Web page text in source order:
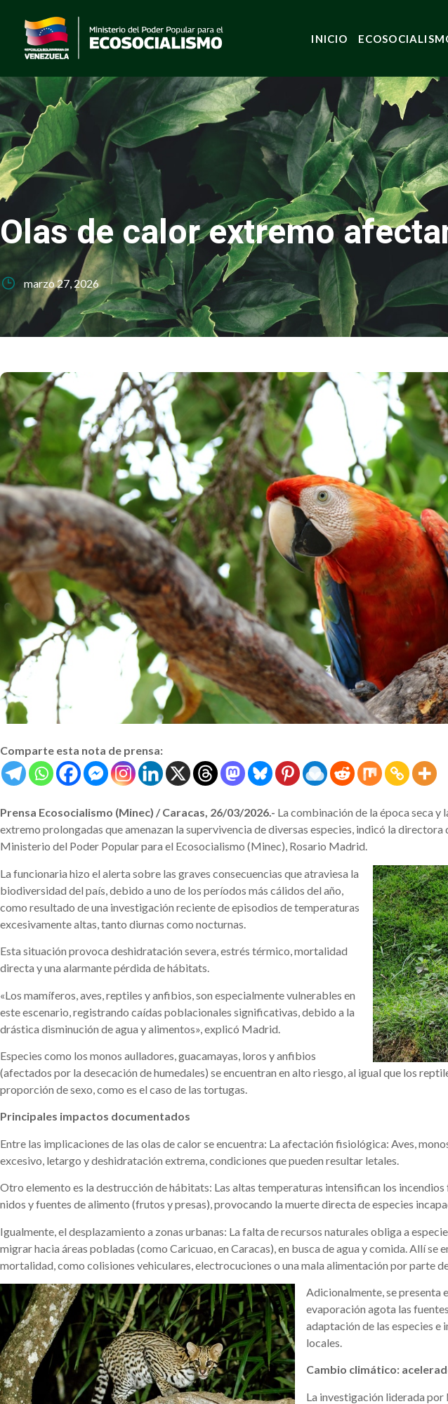
INICIO
Olas de calor extremo
marzo 27, 2026
Comparte esta nota de prensa:
Prensa Ecosocialismo (Minec) / Caracas, 26/03/2026.- La combinación de la época seca y
extremo prolongadas que amenazan la supervivencia de diversas especies, indicó la directora
Ministerio del Poder Popular para el Ecosocialismo (Minec), Rosario Madrid.
La funcionaria hizo el alerta sobre las graves consecuencias que atraviesa la
biodiversidad del país, debido a uno de los períodos más cálidos del año,
como resultado de una investigación reciente de episodios de temperaturas
excesivamente altas, tanto diurnas como nocturnas.
Esta situación provoca deshidratación severa, estrés térmico, mortalidad
directa y una alarmante pérdida de hábitats.
«Los mamíferos, aves, reptiles y anfibios, son especialmente vulnerables en
este escenario, registrando caídas poblacionales significativas, debido a la
drástica disminución de agua y alimentos», explicó Madrid.
Especies como los monos aulladores, guacamayas, loros y anfibios
(afectados por la desecación de humedales) se encuentran en alto riesgo, al igual que los
proporción de sexo, como es el caso de las tortugas.
Principales impactos documentados
Entre las implicaciones de las olas de calor se encuentra: La afectación fisiológica: Aves,
excesivo, letargo y deshidratación extrema, condiciones que pueden resultar letales.
Otro elemento es la destrucción de hábitats: Las altas temperaturas intensifican los
nidos y fuentes de alimento (frutos y presas), provocando la muerte directa de especies
Igualmente, el desplazamiento a zonas urbanas: La falta de recursos naturales obliga a
migrar hacia áreas pobladas (como Caricuao, en Caracas), en busca de agua y comida. Allí se
mortalidad, como colisiones vehiculares, electrocuciones o una mala alimentación por parte
Adicionalmente, se presenta
evaporación agota las
adaptación de las especies
locales.
Cambio climático:
La investigación liderada